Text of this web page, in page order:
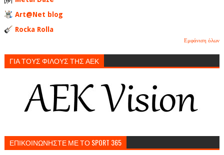
Art@Net blog
Rocka Rolla
Εμφάνιση όλων
ΓΙΑ ΤΟΥΣ ΦΙΛΟΥΣ ΤΗΣ ΑΕΚ
ΕΠΙΚΟΙΝΩΝΗΣΤΕ ΜΕ ΤΟ SPORT 365